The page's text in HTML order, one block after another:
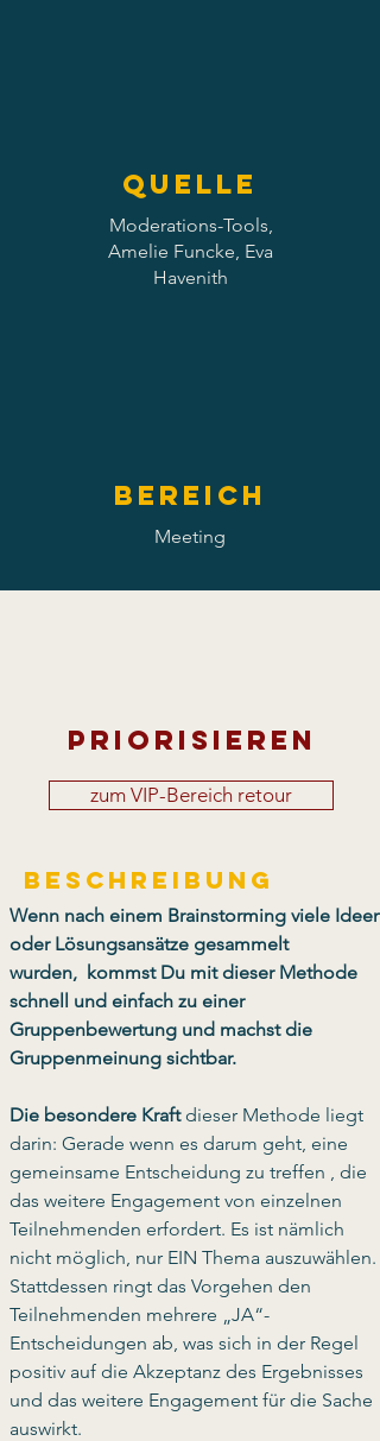
Quelle
Moderations-Tools,
Amelie Funcke, Eva
Havenith
Bereich
Meeting
Priorisieren
zum VIP-Bereich retour
Beschreibung
Wenn nach einem Brainstorming viele Ideen
oder Lösungsansätze gesammelt
wurden,  kommst Du mit dieser Methode
schnell und einfach zu einer
Gruppenbewertung und machst die
Gruppenmeinung sichtbar.
Die besondere Kraft dieser Methode liegt
darin: Gerade wenn es darum geht, eine
gemeinsame Entscheidung zu treffen , die
das weitere Engagement von einzelnen
Teilnehmenden erfordert. Es ist nämlich
nicht möglich, nur EIN Thema auszuwählen.
Stattdessen ringt das Vorgehen den
Teilnehmenden mehrere „JA“-
Entscheidungen ab, was sich in der Regel
positiv auf die Akzeptanz des Ergebnisses
und das weitere Engagement für die Sache
auswirkt.